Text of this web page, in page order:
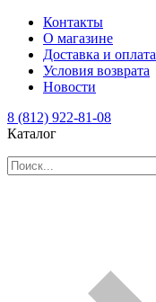
Контакты
О магазине
Доставка и оплата
Условия возврата
Новости
8 (812) 922-81-08
Каталог